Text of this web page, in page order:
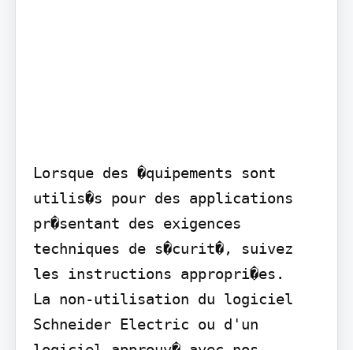
Lorsque des �quipements sont
utilis�s pour des applications
pr�sentant des exigences
techniques de s�curit�, suivez
les instructions appropri�es.
La non-utilisation du logiciel
Schneider Electric ou d'un